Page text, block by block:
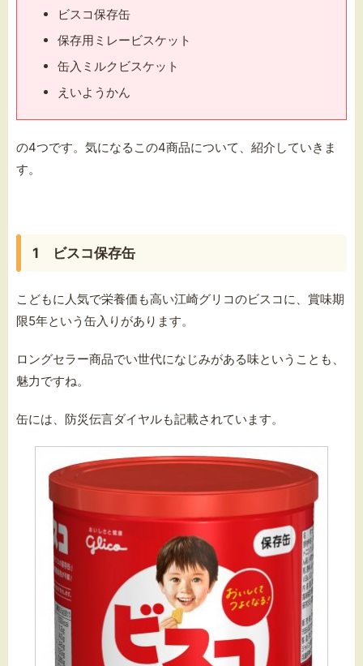
ビスコ保存缶
保存用ミレービスケット
缶入ミルクビスケット
えいようかん
の4つです。気になるこの4商品について、紹介していきま
す。
1 ビスコ保存缶
こどもに人気で栄養価も高い江崎グリコのビスコに、賞味期
限5年という缶入りがあります。
ロングセラー商品でい世代になじみがある味ということも、
魅力ですね。
缶には、防災伝言ダイヤルも記載されています。